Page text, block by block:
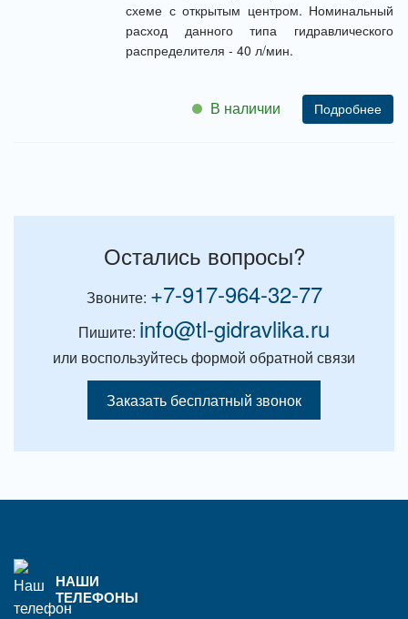
схеме с открытым центром. Номинальный
расход данного типа гидравлического
распределителя - 40 л/мин.
В наличии Подробнее
Остались вопросы?
Звоните: +7-917-964-32-77
Пишите: info@tl-gidravlika.ru
или воспользуйтесь формой обратной связи
Заказать бесплатный звонок
НАШИ
ТЕЛЕФОНЫ